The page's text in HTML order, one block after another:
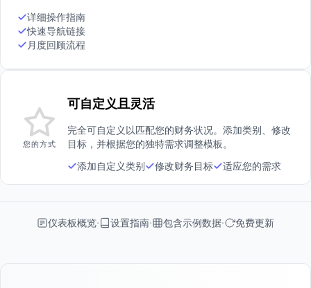
详细操作指南
快速导航链接
月度回顾流程
您的方式
可自定义且灵活
完全可自定义以匹配您的财务状况。添加类别、修改
目标，并根据您的独特需求调整模板。
添加自定义类别
修改财务目标 适应您的需求
仪表板概览 设置指南 包含示例数据 免费更新